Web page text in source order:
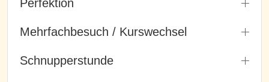
Perfektion
Mehrfachbesuch / Kurswechsel
Schnupperstunde